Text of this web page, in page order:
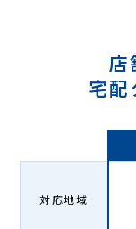
店
宅配
対応地域